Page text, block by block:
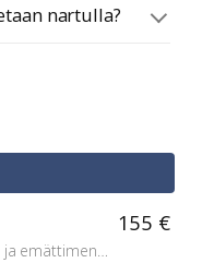
nartulla?
155 €
ja emättimen